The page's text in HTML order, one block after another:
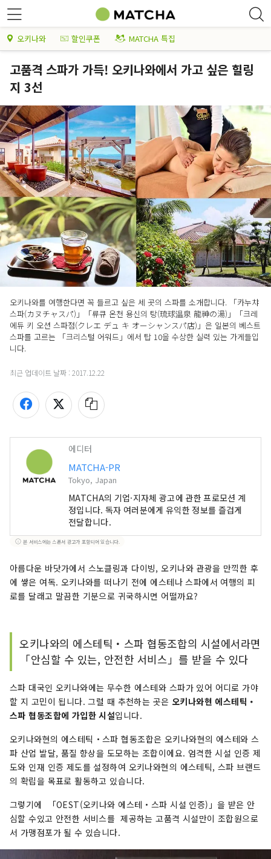
오키나와 할인쿠폰 MATCHA 특집
고품격 스파가 가득! 오키나와에서 가고 싶은 힐링
지 3선
오키나와를 여행한다면 꼭 들르고 싶은 세 곳의 스파를 소개합니다. 「카누챠
스파(カヌチャスパ)」「류큐 온천 용신의 탕(琉球温泉 龍神の湯)」「크레
에듀 키 오션 스파점(クレエ デュ キ オーシャンスパ店)」은 일본의 베스트
스파를 고르는 「크리스털 어워드」에서 탑 10을 수상한 실력 있는 가게들입
니다.
최근 업데이트 날짜 : 2017.12.22
에디터
MATCHA-PR
Tokyo, Japan
MATCHA의 기업·지자체 광고에 관한 프로모션 계
정입니다. 독자 여러분에게 유익한 정보를 즐겁게
전달합니다.
본 서비스에는 스폰서 광고가 포함되어 있습니다.
아름다운 바닷가에서 스노클링과 다이빙, 오키나와 관광을 만끽한 후
에 쌓은 여독. 오키나와를 떠나기 전에 에스테나 스파에서 여행의 피
로를 달래고 말끔한 기분으로 귀국하시면 어떨까요?
오키나와의 에스테틱・스파 협동조합의 시설에서라면
「안심할 수 있는, 안전한 서비스」를 받을 수 있다
스파 대국인 오키나와에는 무수한 에스테와 스파가 있어 어디로 가야
할 지 고민이 됩니다. 그럴 때 추천하는 곳은 오키나와현 에스테틱・
스파 협동조합에 가입한 시설입니다.
오키나와현의 에스테틱・스파 협동조합은 오키나와현의 에스테와 스
파 산업 발달, 품질 향상을 도모하는 조합이에요. 엄격한 시설 인증 제
도와 인재 인증 제도를 설정하여 오키나와현의 에스테틱, 스파 브랜드
의 확립을 목표로 활동하고 있습니다.
그렇기에 「OEST(오키나와 에스테・스파 시설 인증)」을 받은 안
심할 수있고 안전한 서비스를 제공하는 고품격 시설만이 조합원으로
서 가맹점포가 될 수 있습니다.